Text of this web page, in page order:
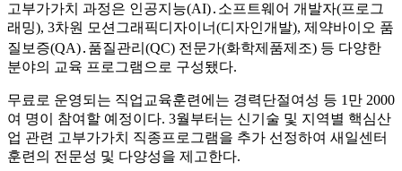
고부가가치 과정은 인공지능(AI)․소프트웨어 개발자(프로그
래밍), 3차원 모션그래픽디자이너(디자인개발), 제약바이오 품
질보증(QA)․품질관리(QC) 전문가(화학제품제조) 등 다양한
분야의 교육 프로그램으로 구성됐다.
무료로 운영되는 직업교육훈련에는 경력단절여성 등 1만 2000
여 명이 참여할 예정이다. 3월부터는 신기술 및 지역별 핵심산
업 관련 고부가가치 직종프로그램을 추가 선정하여 새일센터
훈련의 전문성 및 다양성을 제고한다.